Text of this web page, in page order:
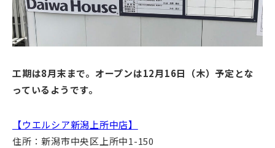
工期は8月末まで。オープンは12月16日（木）予定とな
っているようです。
【ウエルシア新潟上所中店】
住所：新潟市中央区上所中1-150